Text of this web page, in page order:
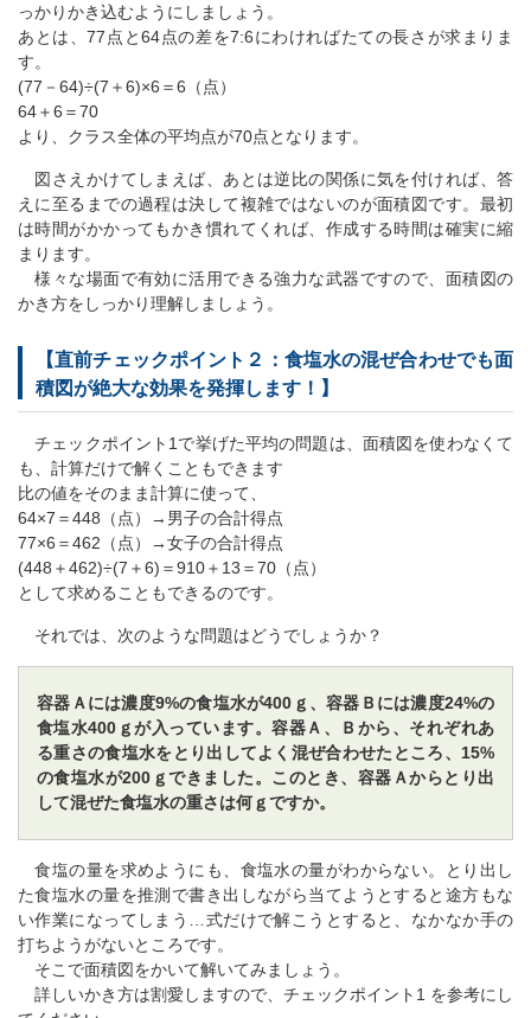
っかりかき込むようにしましょう。
あとは、77点と64点の差を7:6にわければたての長さが求まりま
す。
(77－64)÷(7＋6)×6＝6（点）
64＋6＝70
より、クラス全体の平均点が70点となります。
図さえかけてしまえば、あとは逆比の関係に気を付ければ、答
えに至るまでの過程は決して複雑ではないのが面積図です。最初
は時間がかかってもかき慣れてくれば、作成する時間は確実に縮
まります。
様々な場面で有効に活用できる強力な武器ですので、面積図の
かき方をしっかり理解しましょう。
【直前チェックポイント２：食塩水の混ぜ合わせでも面
積図が絶大な効果を発揮します！】
チェックポイント1で挙げた平均の問題は、面積図を使わなくて
も、計算だけで解くこともできます
比の値をそのまま計算に使って、
64×7＝448（点）→男子の合計得点
77×6＝462（点）→女子の合計得点
(448＋462)÷(7＋6)＝910＋13＝70（点）
として求めることもできるのです。
それでは、次のような問題はどうでしょうか？
容器Ａには濃度9%の食塩水が400ｇ、容器Ｂには濃度24%の
食塩水400ｇが入っています。容器Ａ、Ｂから、それぞれあ
る重さの食塩水をとり出してよく混ぜ合わせたところ、15%
の食塩水が200ｇできました。このとき、容器Ａからとり出
して混ぜた食塩水の重さは何ｇですか。
食塩の量を求めようにも、食塩水の量がわからない。とり出し
た食塩水の量を推測で書き出しながら当てようとすると途方もな
い作業になってしまう…式だけで解こうとすると、なかなか手の
打ちようがないところです。
そこで面積図をかいて解いてみましょう。
詳しいかき方は割愛しますので、チェックポイント1 を参考にし